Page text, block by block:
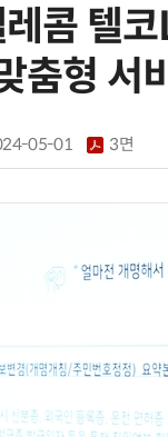
콤 텔
형 서
05-01 3면